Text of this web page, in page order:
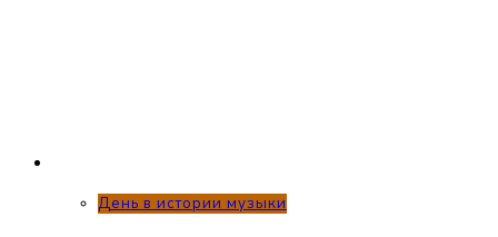
День в истории музыки